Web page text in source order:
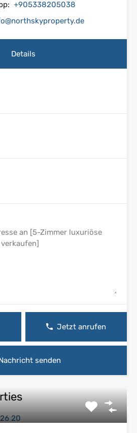
+905338205038
Details
Jetzt anrufen
senden